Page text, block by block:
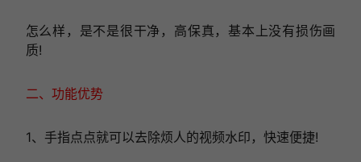
怎么样，是不是很干净，高保真，基本上没有损伤画
质!
二、功能优势
1、手指点点就可以去除烦人的视频水印，快速便捷!